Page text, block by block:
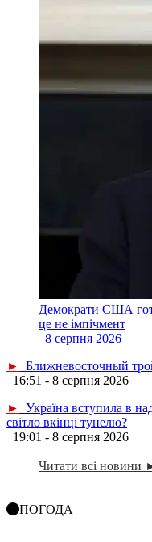
Демократи США
це не імпічмент
8 серпня 2026
►
Ближневосточный
16:51 - 8 серпня 2026
►
Україна вступила в
світло вкінці тунелю?
19:01 - 8 серпня 2026
Читати всі новини
ПОГОДА